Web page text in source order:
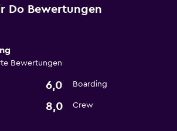
Do Bewertungen
Bewertungen
6,0 Boarding
8,0 Crew